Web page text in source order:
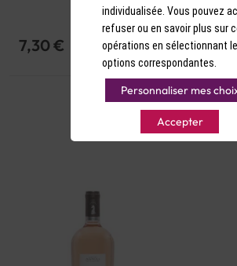
Côtes de Gascogne | IGP
7,30 €
Pinot Noir
France |
Coteaux du
9,30 €
individualisée. Vous pouvez
refuser ou en savoir plus sur
opérations en sélectionnant
options correspondantes.
Personnaliser mes
Accepter